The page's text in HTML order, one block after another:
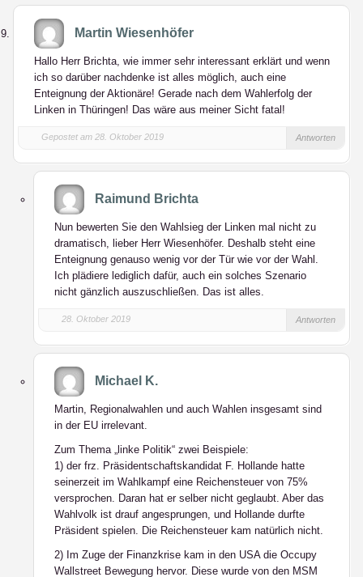
Martin Wiesenhöfer
Hallo Herr Brichta, wie immer sehr interessant erklärt und wenn
ich so darüber nachdenke ist alles möglich, auch eine
Enteignung der Aktionäre! Gerade nach dem Wahlerfolg der
Linken in Thüringen! Das wäre aus meiner Sicht fatal!
Gepostet am 28. Oktober 2019 Antworten
Raimund Brichta
Nun bewerten Sie den Wahlsieg der Linken mal nicht zu
dramatisch, lieber Herr Wiesenhöfer. Deshalb steht eine
Enteignung genauso wenig vor der Tür wie vor der Wahl.
Ich plädiere lediglich dafür, auch ein solches Szenario
nicht gänzlich auszuschließen. Das ist alles.
28. Oktober 2019 Antworten
Michael K.
Martin, Regionalwahlen und auch Wahlen insgesamt sind
in der EU irrelevant.
Zum Thema „linke Politik“ zwei Beispiele:
1) der frz. Präsidentschaftskandidat F. Hollande hatte
seinerzeit im Wahlkampf eine Reichensteuer von 75%
versprochen. Daran hat er selber nicht geglaubt. Aber das
Wahlvolk ist drauf angesprungen, und Hollande durfte
Präsident spielen. Die Reichensteuer kam natürlich nicht.
2) Im Zuge der Finanzkrise kam in den USA die Occupy
Wallstreet Bewegung hervor. Diese wurde von den MSM